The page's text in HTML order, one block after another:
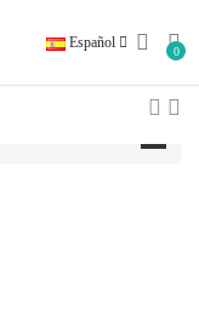
Español 0